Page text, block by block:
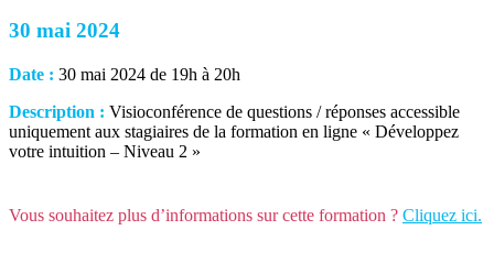
30 mai 2024
Date : 30 mai 2024 de 19h à 20h
Description : Visioconférence de questions / réponses accessible
uniquement aux stagiaires de la formation en ligne « Développez
votre intuition – Niveau 2 »
Vous souhaitez plus d’informations sur cette formation ? Cliquez ici.